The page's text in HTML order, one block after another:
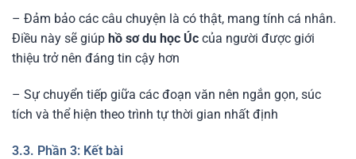
– Đảm bảo các câu chuyện là có thật, mang tính cá nhân.
Điều này sẽ giúp hồ sơ du học Úc của người được giới
thiệu trở nên đáng tin cậy hơn
– Sự chuyển tiếp giữa các đoạn văn nên ngắn gọn, súc
tích và thể hiện theo trình tự thời gian nhất định
3.3. Phần 3: Kết bài